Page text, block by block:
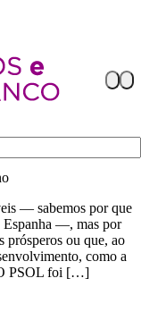
— sabemos por que
Espanha —, mas por
prósperos ou que, ao
como a
PSOL foi […]